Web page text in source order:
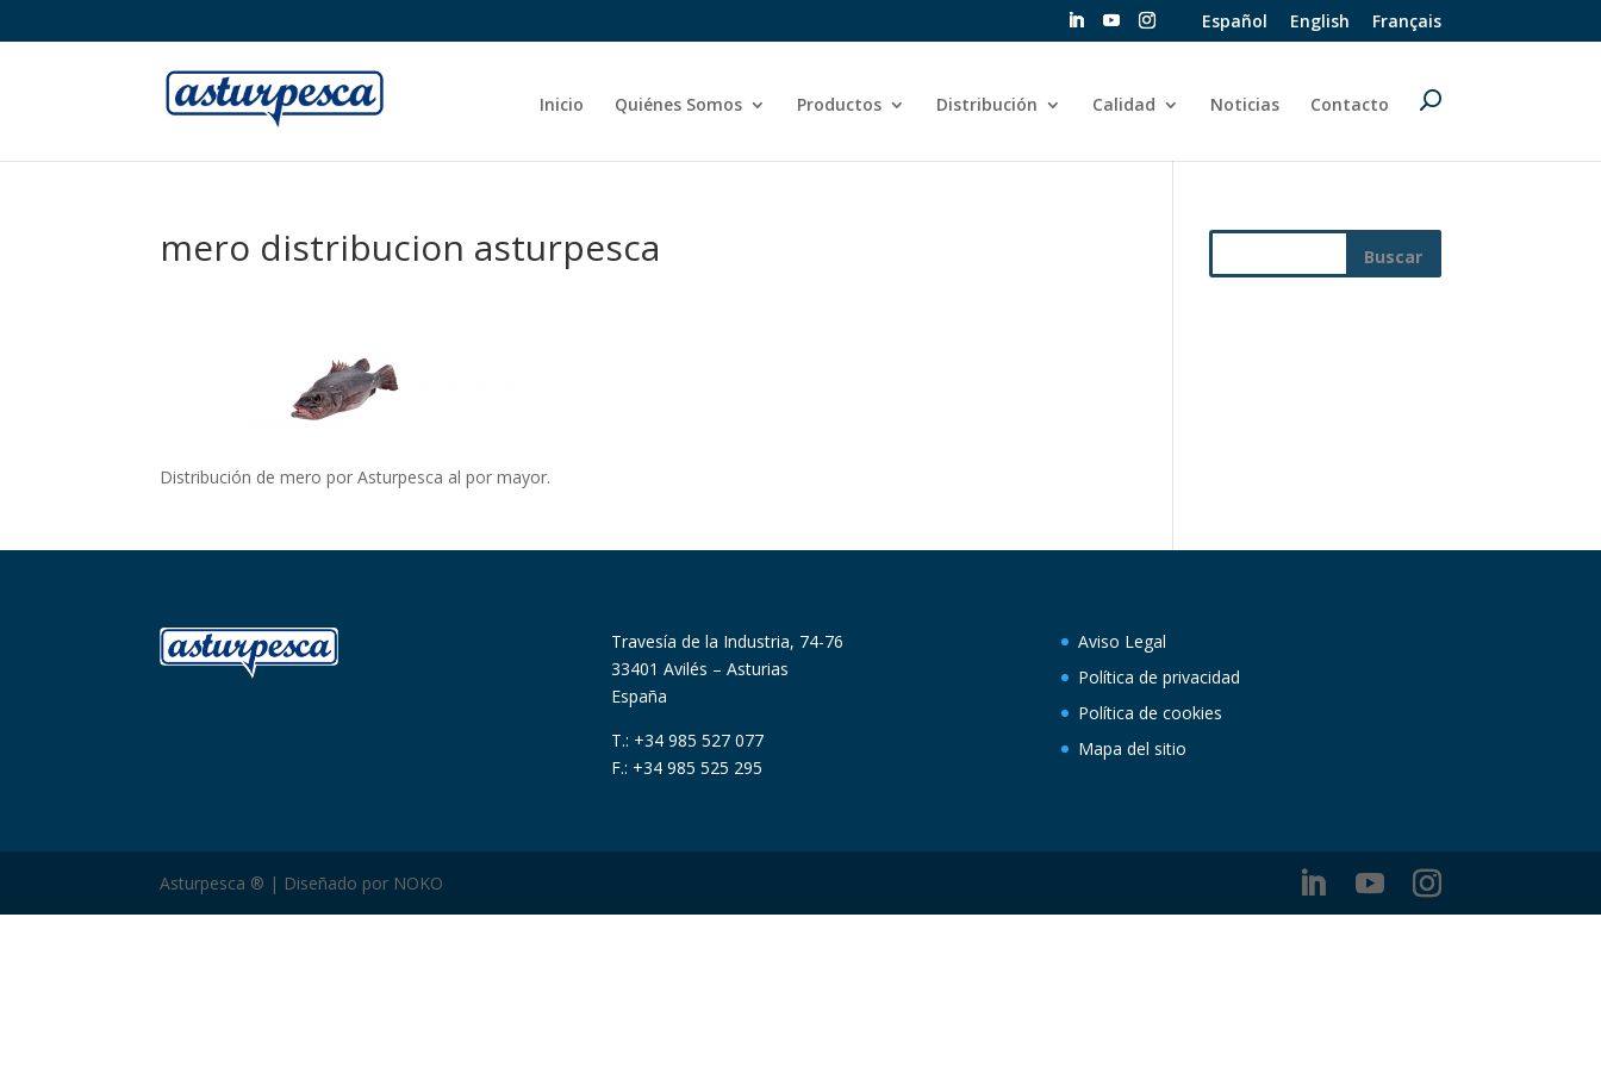
Español English Français
Inicio Quiénes Somos Productos Distribución Calidad Noticias Contacto
mero distribucion asturpesca
Distribución de mero por Asturpesca al por mayor.
Travesía de la Industria, 74-76
33401 Avilés – Asturias
España
T.: +34 985 527 077
F.: +34 985 525 295
Aviso Legal
Política de privacidad
Política de cookies
Mapa del sitio
Asturpesca ® | Diseñado por NOKO